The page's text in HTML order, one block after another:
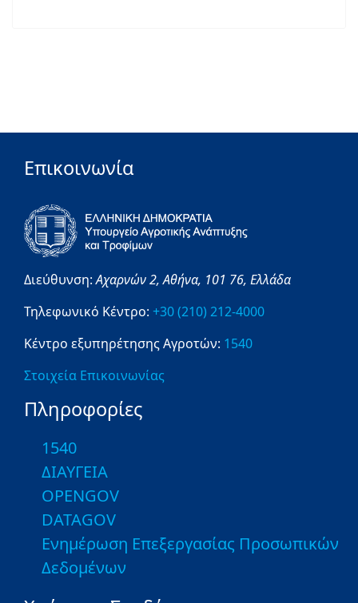
Επικοινωνία
Διεύθυνση:Αχαρνών 2,Αθήνα, 101 76, Ελλάδα
Τηλεφωνικό Κέντρο: +30 (210) 212-4000
Κέντρο εξυπηρέτησης Αγροτών: 1540
Στοιχεία Επικοινωνίας
Πληροφορίες
1540
ΔΙΑΥΓΕΙΑ
OPENGOV
DATAGOV
Ενημέρωση Επεξεργασίας Προσωπικών
Δεδομένων